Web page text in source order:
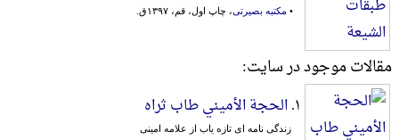
• مکتبه بصیرتی، چاپ اول، قم، ۱۳۹۷ق.
مقالات موجود در سایت:
۱. الحجة الأمیني طاب ثراه
زندگی نامه ای تازه یاب از علامه امینی